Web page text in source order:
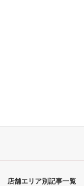
店舗エリア別記事一覧